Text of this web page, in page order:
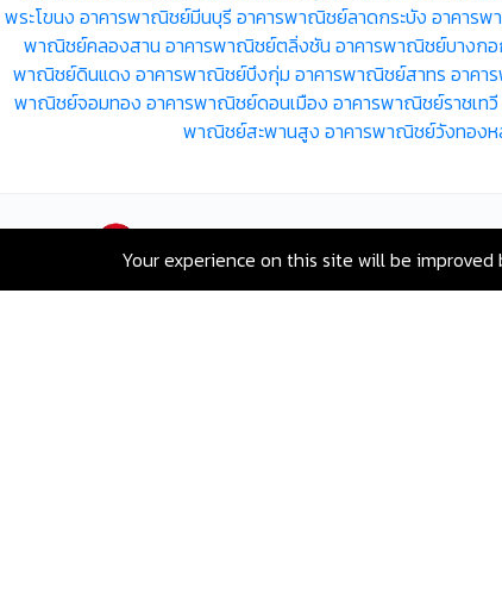
พระโขนง อาคารพาณิชย์มีนบุรี อาคารพาณิชย์ลาดกระบัง อาคารพ
พาณิชย์คลองสาน อาคารพาณิชย์ตลิ่งชัน อาคารพาณิชย์บางก
พาณิชย์ดินแดง อาคารพาณิชย์บึงกุ่ม อาคารพาณิชย์สาทร อาคา
พาณิชย์จอมทอง อาคารพาณิชย์ดอนเมือง อาคารพาณิชย์ราชเทวี
พาณิชย์สะพานสูง อาคารพาณิชย์วังทองห
Your experience on this site will be improved